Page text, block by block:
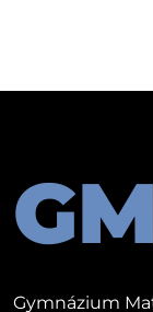
Gymnázium